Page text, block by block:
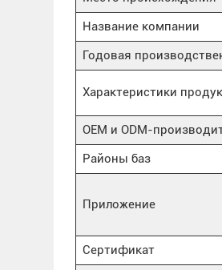
Название компании
Годовая
Характеристики
OEM и ODM-
Районы баз
Приложение
Сертификат